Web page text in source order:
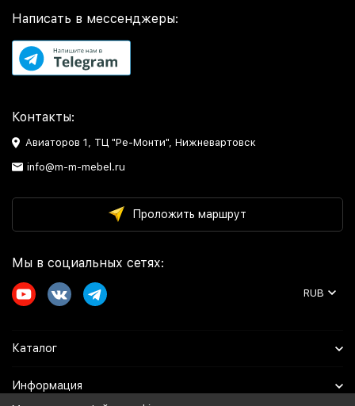
Написать в мессенджеры:
Контакты:
Авиаторов 1, ТЦ "Ре-Монти", Нижневартовск
info@m-m-mebel.ru
Проложить маршрут
Мы в социальных сетях:
RUB
Каталог
Информация